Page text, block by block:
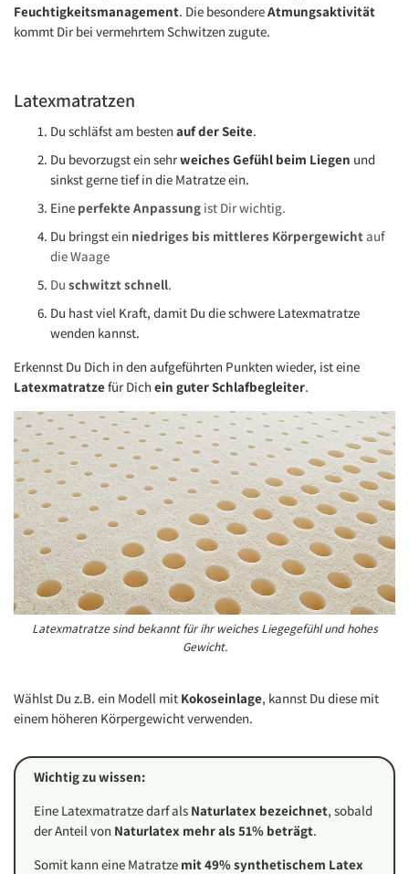
Feuchtigkeitsmanagement. Die besondereAtmungsaktivität
kommt Dir bei vermehrtem Schwitzen zugute.
Latexmatratzen
Du schläfst am bestenauf der Seite.
Du bevorzugst ein sehrweiches Gefühl beim Liegen und
sinkst gerne tief in die Matratze ein.
Eine perfekte Anpassung ist Dir wichtig.
Du bringst ein niedriges bis mittleres Körpergewichtauf
die Waage
Duschwitzt schnell.
Du hast viel Kraft, damit Du die schwere Latexmatratze
wenden kannst.
Erkennst Du Dich in den aufgeführten Punkten wieder, ist eine
Latexmatratzefür Dich ein guter Schlafbegleiter.
Latexmatratze sind bekannt für ihr weiches Liegegefühl und hohes
Gewicht.
Wählst Du z.B. ein Modell mit Kokoseinlage, kannst Du diese mit
einem höheren Körpergewicht verwenden.
Wichtig zu wissen:
Eine Latexmatratze darf als Naturlatex bezeichnet, sobald
der Anteil von Naturlatex mehr als 51% beträgt.
Somit kann eine Matratze mit 49% synthetischem Latex